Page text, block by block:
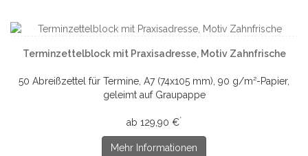
Terminzettelblock mit Praxisadresse, Motiv Zahnfrische
50 Abreißzettel für Termine, A7 (74x105 mm), 90 g/m²-Papier,
geleimt auf Graupappe
ab 129,90 €*
Mehr Informationen